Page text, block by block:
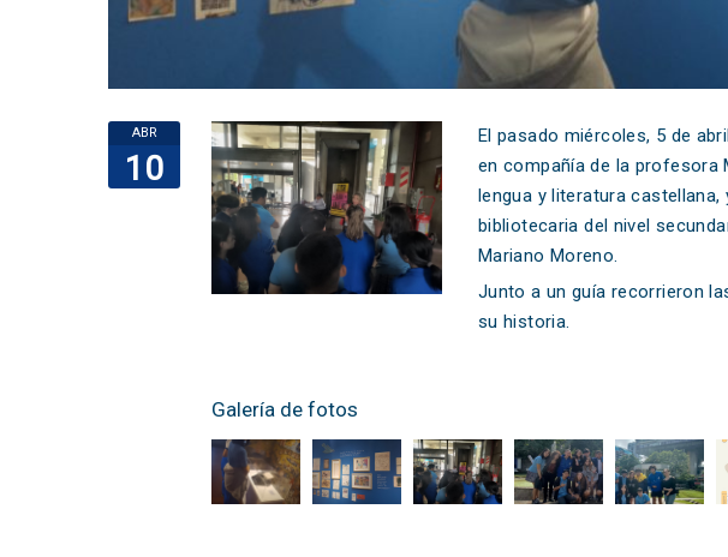
ABR
10
El pasado miércoles, 5 de
en compañía de la profesora
lengua y literatura
bibliotecaria del nivel
Mariano Moreno.
Junto a un guía recorrieron
su historia.
Galería de fotos